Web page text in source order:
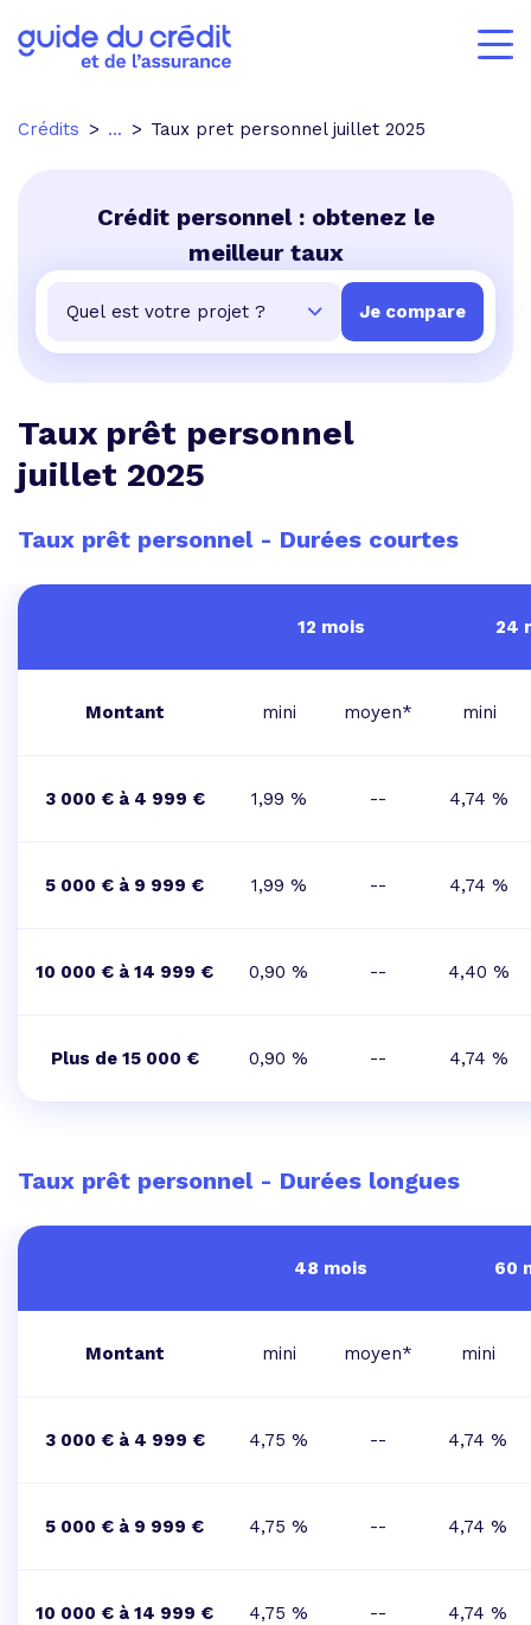
Crédits ... Taux pret personnel juillet 2025
Crédit personnel : obtenez le
meilleur taux
Taux prêt personnel
juillet 2025
Taux prêt personnel - Durées courtes
12 mois 24
Montant mini moyen* mini
3 000 € à 4 999 € 1,99 % -- 4,74 %
5 000 € à 9 999 € 1,99 % -- 4,74 %
10 000 € à 14 999 € 0,90 % -- 4,40 %
Plus de 15 000 € 0,90 % -- 4,74 %
Taux prêt personnel - Durées longues
48 mois 60
Montant mini moyen* mini
3 000 € à 4 999 € 4,75 % -- 4,74 %
5 000 € à 9 999 € 4,75 % -- 4,74 %
10 000 € à 14 999 € 4,75 % -- 4,74 %